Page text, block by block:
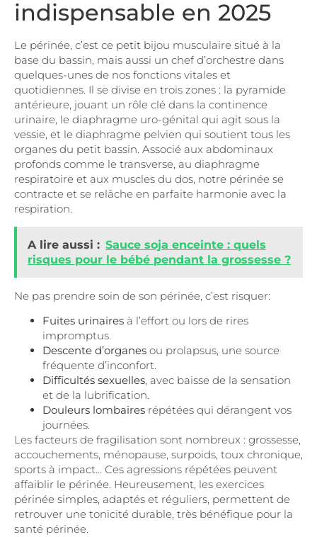
indispensable en 2025
Le périnée, c’est ce petit bijou musculaire situé à la
base du bassin, mais aussi un chef d’orchestre dans
quelques-unes de nos fonctions vitales et
quotidiennes. Il se divise en trois zones : la pyramide
antérieure, jouant un rôle clé dans la continence
urinaire, le diaphragme uro-génital qui agit sous la
vessie, et le diaphragme pelvien qui soutient tous les
organes du petit bassin. Associé aux abdominaux
profonds comme le transverse, au diaphragme
respiratoire et aux muscles du dos, notre périnée se
contracte et se relâche en parfaite harmonie avec la
respiration.
A lire aussi : Sauce soja enceinte : quels
risques pour le bébé pendant la grossesse ?
Ne pas prendre soin de son périnée, c’est risquer:
Fuites urinaires à l’effort ou lors de rires
impromptus.
Descente d’organes ou prolapsus, une source
fréquente d’inconfort.
Difficultés sexuelles, avec baisse de la sensation
et de la lubrification.
Douleurs lombaires répétées qui dérangent vos
journées.
Les facteurs de fragilisation sont nombreux : grossesse,
accouchements, ménopause, surpoids, toux chronique,
sports à impact… Ces agressions répétées peuvent
affaiblir le périnée. Heureusement, les exercices
périnée simples, adaptés et réguliers, permettent de
retrouver une tonicité durable, très bénéfique pour la
santé périnée.